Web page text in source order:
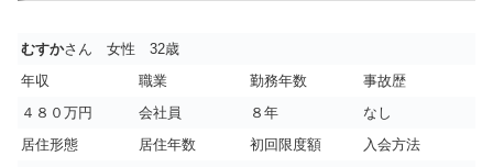
むすかさん 女性 32歳
年収
職業 勤務年数
事故歴
４８０万円
会社員 ８年
なし
居住形態
居住年数 初回限度額
入会方法